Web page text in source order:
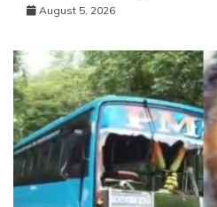
August 5, 2026